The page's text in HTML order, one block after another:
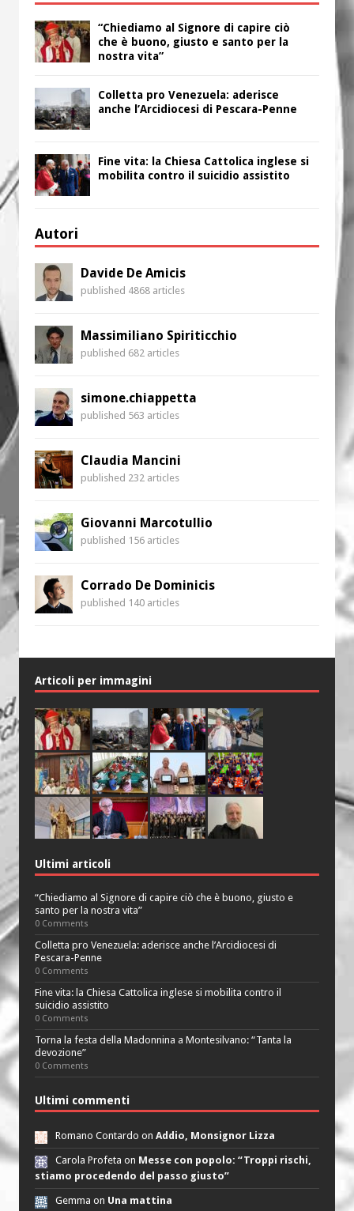
“Chiediamo al Signore di capire ciò
che è buono, giusto e santo per la
nostra vita”
Colletta pro Venezuela: aderisce
anche l’Arcidiocesi di Pescara-Penne
Fine vita: la Chiesa Cattolica inglese si
mobilita contro il suicidio assistito
Autori
Davide De Amicis
published 4868 articles
Massimiliano Spiriticchio
published 682 articles
simone.chiappetta
published 563 articles
Claudia Mancini
published 232 articles
Giovanni Marcotullio
published 156 articles
Corrado De Dominicis
published 140 articles
Articoli per immagini
Ultimi articoli
“Chiediamo al Signore di capire ciò che è buono, giusto e
santo per la nostra vita”
0 Comments
Colletta pro Venezuela: aderisce anche l’Arcidiocesi di
Pescara-Penne
0 Comments
Fine vita: la Chiesa Cattolica inglese si mobilita contro il
suicidio assistito
0 Comments
Torna la festa della Madonnina a Montesilvano: “Tanta la
devozione”
0 Comments
Ultimi commenti
Romano Contardo on Addio, Monsignor Lizza
Carola Profeta on Messe con popolo: “Troppi rischi,
stiamo procedendo del passo giusto”
Gemma on Una mattina